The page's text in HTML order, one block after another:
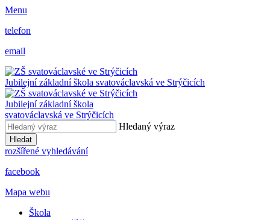
Menu
telefon
email
Jubilejní základní škola svatováclavská ve Strýčicích
Jubilejní základní škola
svatováclavská ve Strýčicích
Hledaný výraz
Hledat
rozšířené vyhledávání
facebook
Mapa webu
Škola